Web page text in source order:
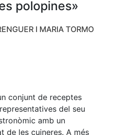
polopines»
I MARIA TORMO
conjunt de receptes
del seu
amb un
de les cuineres. A més